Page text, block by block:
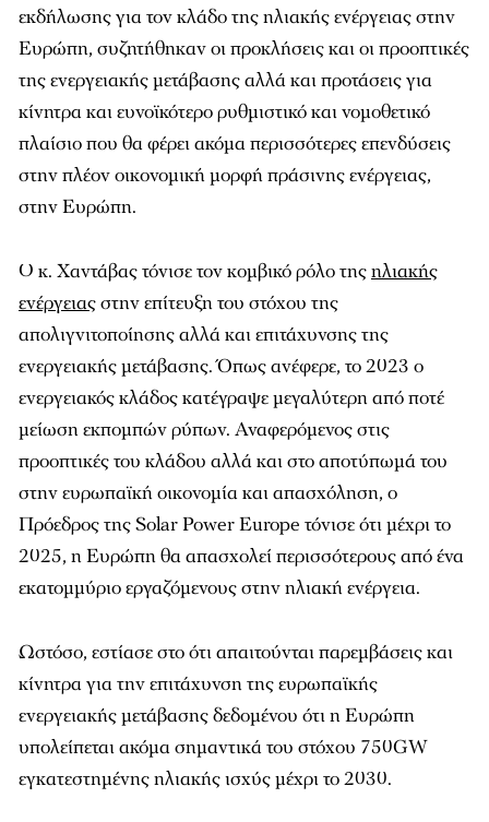
εκδήλωσης για τον κλάδο της ηλιακής ενέργειας στην
Ευρώπη, συζητήθηκαν οι προκλήσεις και οι προοπτικές
της ενεργειακής μετάβασης αλλά και προτάσεις για
κίνητρα και ευνοϊκότερο ρυθμιστικό και νομοθετικό
πλαίσιο που θα φέρει ακόμα περισσότερες επενδύσεις
στην πλέον οικονομική μορφή πράσινης ενέργειας,
στην Ευρώπη.
Ο κ. Χαντάβας τόνισε τον κομβικό ρόλο τηςηλιακής
ενέργειαςστην επίτευξη του στόχου της
απολιγνιτοποίησης αλλά και επιτάχυνσης της
ενεργειακής μετάβασης. Όπως ανέφερε, το 2023 o
ενεργειακός κλάδος κατέγραψε μεγαλύτερη από ποτέ
μείωση εκπομπών ρύπων. Αναφερόμενος στις
προοπτικές του κλάδου αλλά και στο αποτύπωμά του
στην ευρωπαϊκή οικονομία και απασχόληση, o
Πρόεδρος της Solar Power Europe τόνισε ότι μέχρι το
2025, η Ευρώπη θα απασχολεί περισσότερους από ένα
εκατομμύριο εργαζόμενους στην ηλιακή ενέργεια.
Ωστόσο, εστίασε στο ότι απαιτούνται παρεμβάσεις και
κίνητρα για την επιτάχυνση της ευρωπαϊκής
ενεργειακής μετάβασης δεδομένου ότι η Ευρώπη
υπολείπεται ακόμα σημαντικά του στόχου 750GW
εγκατεστημένης ηλιακής ισχύς μέχρι το 2030.